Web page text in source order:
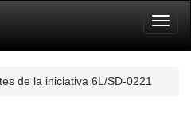
de la iniciativa 6L/SD-0221